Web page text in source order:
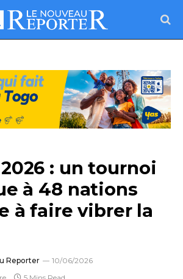
: un tournoi
à 48 nations
à faire vibrer la
Reporter
10/06/2026